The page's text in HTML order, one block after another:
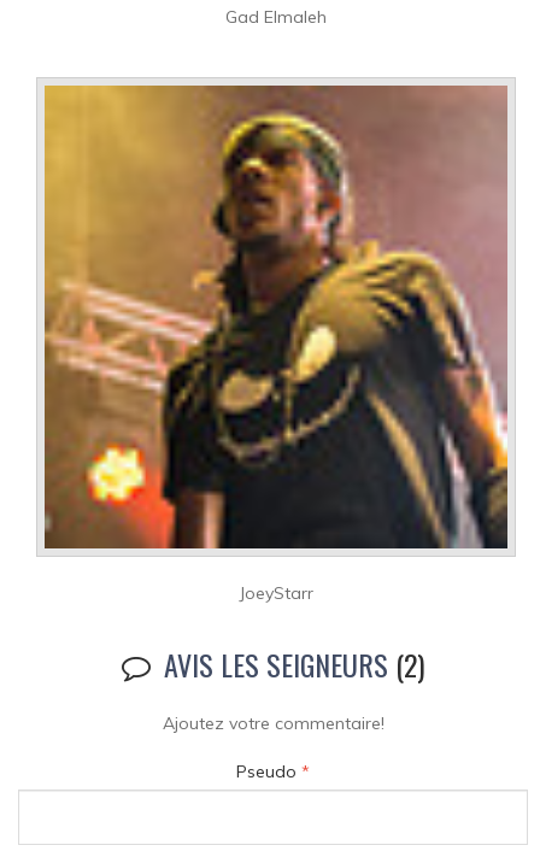
Gad Elmaleh
JoeyStarr
AVIS LES SEIGNEURS (2)
Ajoutez votre commentaire!
Pseudo *